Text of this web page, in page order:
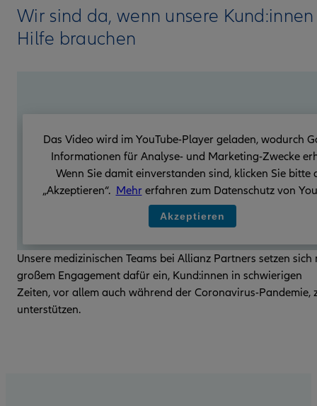
Wir sind da, wenn unsere Kund:innen
Hilfe brauchen
Das Video wird im YouTube-Player geladen, wodurch
Informationen für Analyse- und Marketing-Zwecke
Wenn Sie damit einverstanden sind, klicken Sie bitte
„Akzeptieren“. Mehr erfahren zum Datenschutz von
Akzeptieren
Unsere medizinischen Teams bei Allianz Partners setzen sich
großem Engagement dafür ein, Kund:innen in schwierigen
Zeiten, vor allem auch während der Coronavirus-Pandemie,
unterstützen.